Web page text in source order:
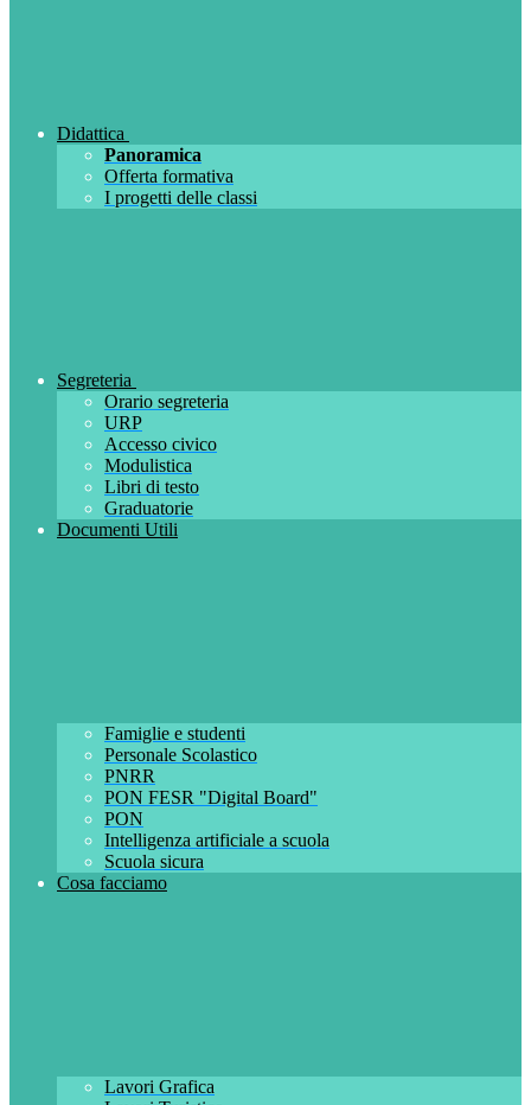
Didattica
Panoramica
Offerta formativa
I progetti delle classi
Segreteria
Orario segreteria
URP
Accesso civico
Modulistica
Libri di testo
Graduatorie
Documenti Utili
Famiglie e studenti
Personale Scolastico
PNRR
PON FESR "Digital Board"
PON
Intelligenza artificiale a scuola
Scuola sicura
Cosa facciamo
Lavori Grafica